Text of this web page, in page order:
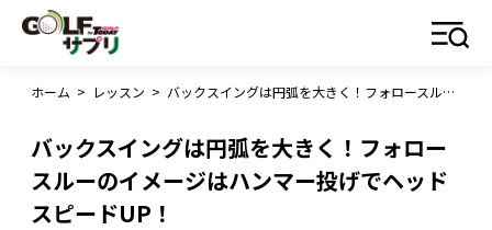
ホーム > レッスン > バックスイングは円弧を大きく！フォロースルーのイメージはハンマー投げでヘッドスピードUP！
バックスイングは円弧を大きく！フォロー
スルーのイメージはハンマー投げでヘッド
スピードUP！